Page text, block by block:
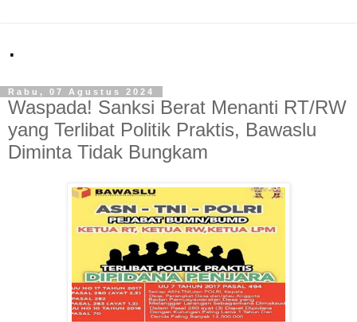
.
Rabu, 07 Agustus 2024
Waspada! Sanksi Berat Menanti RT/RW
yang Terlibat Politik Praktis, Bawaslu
Diminta Tidak Bungkam